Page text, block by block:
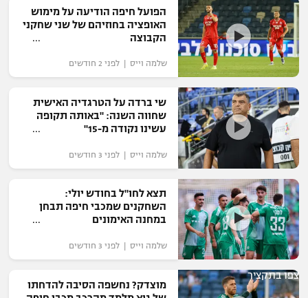
"מחצית בשכונה" – פודקאסט
משתתפים וזוכים בפרסים
תקנון משתתפים וזוכים בפרסים
תקנון עבור פעילות אלקטרה
תקנון עבור פעילות ספורט 1 – "מרלן"
טניס
גיימינג E-Sports
תנאי שימוש
מדיניות פרטיות
תקנון פעילות ספורט 1
אופניים
ספורט מוטורי
כדורמים
פוטבול אמריקאי NFL
בייסבול MLB
ספורט אתגרי ואקסטרים
אומנויות לחימה
גיימינג E-Sports
הפועל חיפה הודיעה על מימוש
האופציה בחוזיהם של שני שחקני
הקבוצה
שלמה וייס | לפני 2 חודשים
שי ברדה על הטרגדיה האישית
שחווה השנה: "באותה תקופה
עשינו נקודה מ-15"
שלמה וייס | לפני 3 חודשים
תצא לחו"ל בחודש יולי:
השחקנים שמכבי חיפה תבחן
במחנה האימונים
שלמה וייס | לפני 3 חודשים
צפו בתקציר
מוצדק? נחשפה הסיבה להדחתו